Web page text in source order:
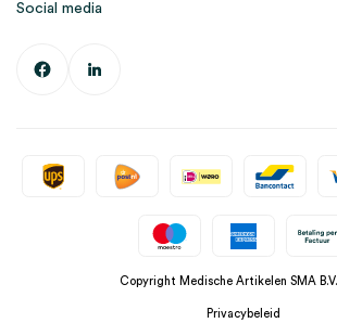
Social media
Copyright Medische Artikelen SMA
Privacybeleid